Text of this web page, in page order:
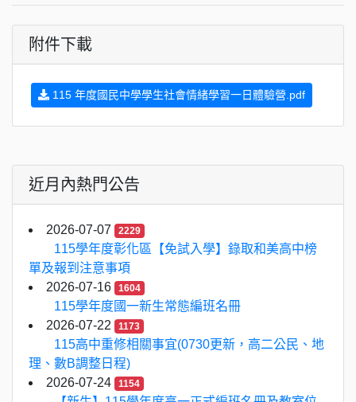
附件下載
115 年度國民中學學生社會情緒學習一日體驗營.pdf
近月內熱門公告
2026-07-07 2229
115學年度彰化區【免試入學】錄取和美高中榜
單及報到注意事項
2026-07-16
1604
115學年度國一新生常態編班名冊
2026-07-22
1173
115高中重修相關事宜(0730更新，高二公民、地
理、數B調整日程)
2026-07-24
1154